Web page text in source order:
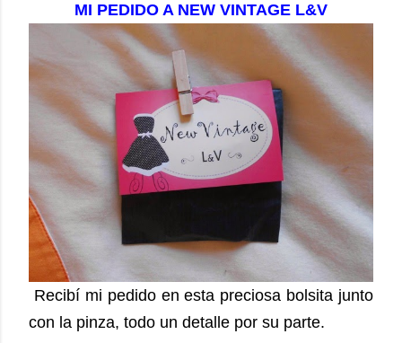
MI PEDIDO A NEW VINTAGE L&V
Recibí mi pedido en esta preciosa bolsita junto
con la pinza, todo un detalle por su parte.